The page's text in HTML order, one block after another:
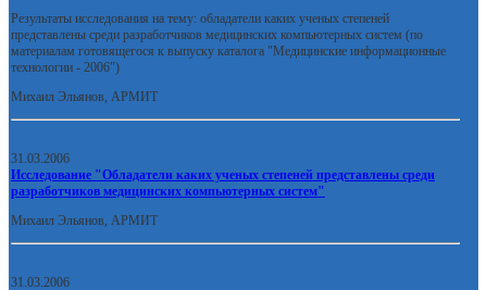
Результаты исследования на тему: обладатели каких ученых степеней
представлены среди разработчиков медицинских компьютерных систем (по
материалам готовящегося к выпуску каталога "Медицинские информационные
технологии - 2006")
Михаил Эльянов, АРМИТ
31.03.2006
Исследование "Обладатели каких ученых степеней представлены среди
разработчиков медицинских компьютерных систем"
Михаил Эльянов, АРМИТ
31.03.2006